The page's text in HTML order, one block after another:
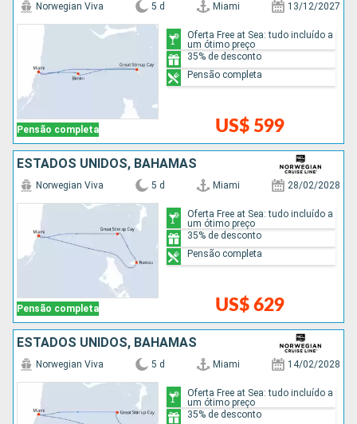
Pensão completa
Norwegian Viva 5 d Miami 13/12/2027
US$ 599
Oferta Free at Sea: tudo incluído a
um ótimo preço
35% de desconto
Pensão completa
ESTADOS UNIDOS, BAHAMAS
Pensão completa
Norwegian Viva 5 d Miami 28/02/2028
US$ 629
Oferta Free at Sea: tudo incluído a
um ótimo preço
35% de desconto
Pensão completa
ESTADOS UNIDOS, BAHAMAS
Norwegian Viva 5 d Miami 14/02/2028
Oferta Free at Sea: tudo incluído a
um ótimo preço
35% de desconto